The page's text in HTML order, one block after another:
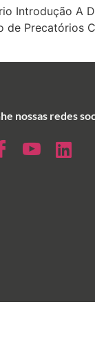
Introdução A
de Precatórios
nossas redes